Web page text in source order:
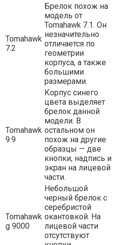
Tomahawk
7.2
Брелок похож на
модель от
Tomahawk 7.1. Он
незначительно
отличается по
геометрии
корпуса, а также
большими
размерами.
Tomahawk
9.9
Корпус синего
цвета выделяет
брелок данной
модели. В
остальном он
похож на другие
образцы — две
кнопки, надпись и
экран на лицевой
части.
Tomahawk
g 9000
Небольшой
черный брелок с
серебристой
окантовкой. На
лицевой части
отсутствуют